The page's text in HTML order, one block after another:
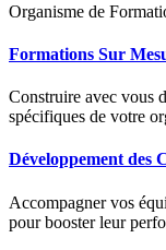
Organisme de
Formations Sur
Construire avec vous
spécifiques de votre
Développement des
Accompagner vos
pour booster leur